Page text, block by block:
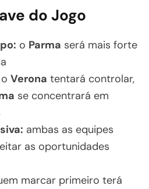
do Jogo
o Parma será mais forte
o Verona tentará controlar,
se concentrará em
ambas as equipes
as oportunidades
marcar primeiro terá